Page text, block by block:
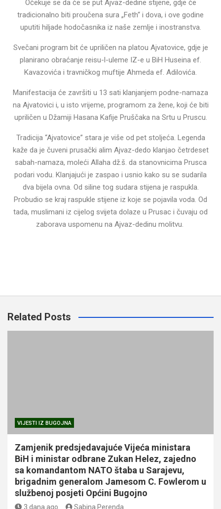
Očekuje se da će se put Ajvaz-dedine stijene, gdje će
tradicionalno biti proučena sura „Feth“ i dova, i ove godine
uputiti hiljade hodočasnika iz naše zemlje i inostranstva.
Svečani program bit će upriličen na platou Ajvatovice, gdje je
planirano obraćanje reisu-l-uleme IZ-e u BiH Huseina ef.
Kavazovića i travničkog muftije Ahmeda ef. Adilovića.
Manifestacija će završiti u 13 sati klanjanjem podne-namaza
na Ajvatovici i, u isto vrijeme, programom za žene, koji će biti
upriličen u Džamiji Hasana Kafije Pruščaka na Srtu u Pruscu.
Tradicija “Ajvatovice” stara je više od pet stoljeća. Legenda
kaže da je čuveni prusački alim Ajvaz-dedo klanjao četrdeset
sabah-namaza, moleći Allaha dž.š. da stanovnicima Prusca
podari vodu. Klanjajući je zaspao i usnio kako su se sudarila
dva bijela ovna. Od siline tog sudara stijena je raspukla.
Probudio se kraj raspukle stijene iz koje se pojavila voda. Od
tada, muslimani iz cijelog svijeta dolaze u Prusac i čuvaju od
zaborava uspomenu na Ajvaz-dedinu molitvu.
Related Posts
VIJESTI IZ BUGOJNA
Zamjenik predsjedavajuće Vijeća ministara
BiH i ministar odbrane Zukan Helez, zajedno
sa komandantom NATO štaba u Sarajevu,
brigadnim generalom Jamesom C. Fowlerom u
službenoj posjeti Općini Bugojno
3 dana ago Sabina Perenda